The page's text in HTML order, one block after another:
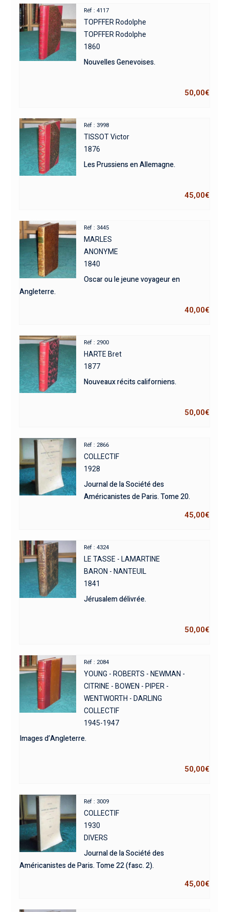
Réf : 4117
TOPFFER Rodolphe
TOPFFER Rodolphe
1860
Nouvelles Genevoises.
50,00€
Réf : 3998
TISSOT Victor
1876
Les Prussiens en Allemagne.
45,00€
Réf : 3445
MARLES
ANONYME
1840
Oscar ou le jeune voyageur en
Angleterre.
40,00€
Réf : 2900
HARTE Bret
1877
Nouveaux récits californiens.
50,00€
Réf : 2866
COLLECTIF
1928
Journal de la Société des
Américanistes de Paris. Tome 20.
45,00€
Réf : 4324
LE TASSE - LAMARTINE
BARON - NANTEUIL
1841
Jérusalem délivrée.
50,00€
Réf : 2084
YOUNG - ROBERTS - NEWMAN -
CITRINE - BOWEN - PIPER -
WENTWORTH - DARLING
COLLECTIF
1945-1947
Images d’Angleterre.
50,00€
Réf : 3009
COLLECTIF
1930
DIVERS
Journal de la Société des
Américanistes de Paris. Tome 22 (fasc. 2).
45,00€